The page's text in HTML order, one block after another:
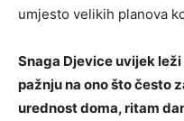
umjesto velikih planova
Snaga Djevice uvijek
pažnju na ono što često
urednost doma, ritam